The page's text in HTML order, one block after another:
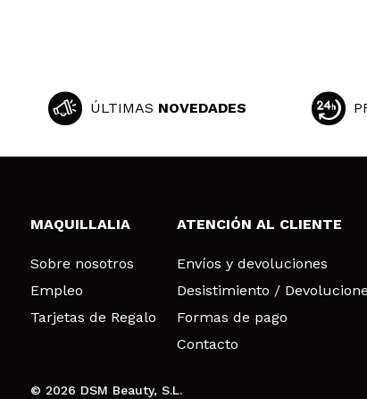
ÚLTIMAS NOVEDADES
MAQUILLALIA
Sobre nosotros
Empleo
Tarjetas de Regalo
ATENCIÓN AL CLIENTE
Envíos y devoluciones
Desistimiento /
Formas de pago
Contacto
© 2026 DSM Beauty, S.L.